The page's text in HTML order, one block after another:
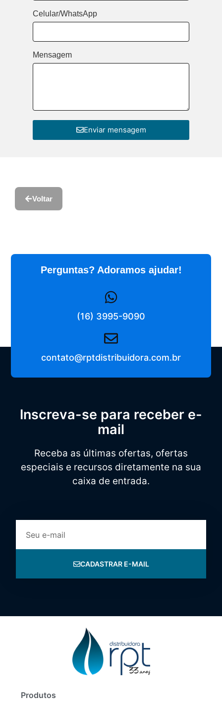
Celular/WhatsApp
Mensagem
Enviar mensagem
Voltar
Perguntas? Adoramos ajudar!
(16) 3995-9090
contato@rptdistribuidora.com.br
Inscreva-se para receber e-
mail
Receba as últimas ofertas, ofertas
especiais e recursos diretamente na sua
caixa de entrada.
CADASTRAR E-MAIL
Produtos